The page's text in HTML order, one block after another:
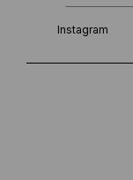
Instagram